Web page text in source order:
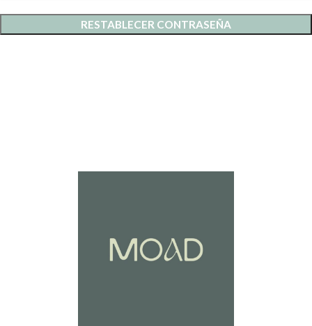
RESTABLECER CONTRASEÑA